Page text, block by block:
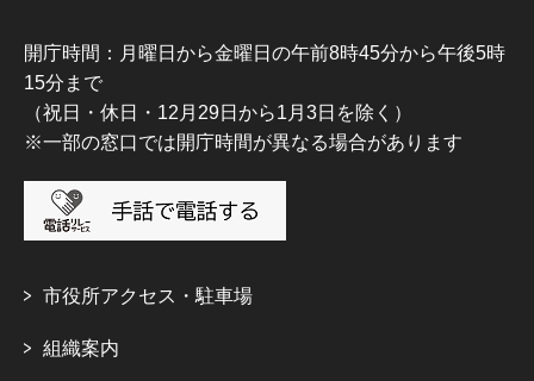
開庁時間：月曜日から金曜日の午前8時45分から午後5時
15分まで
（祝日・休日・12月29日から1月3日を除く）
※一部の窓口では開庁時間が異なる場合があります
市役所アクセス・駐車場
組織案内